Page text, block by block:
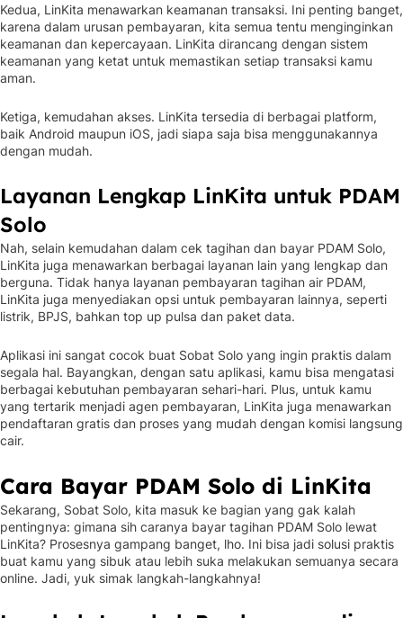
Kedua, LinKita menawarkan keamanan transaksi. Ini penting banget,
karena dalam urusan pembayaran, kita semua tentu menginginkan
keamanan dan kepercayaan. LinKita dirancang dengan sistem
keamanan yang ketat untuk memastikan setiap transaksi kamu
aman.
Ketiga, kemudahan akses. LinKita tersedia di berbagai platform,
baik Android maupun iOS, jadi siapa saja bisa menggunakannya
dengan mudah.
Layanan Lengkap LinKita untuk PDAM
Solo
Nah, selain kemudahan dalam cek tagihan dan bayar PDAM Solo,
LinKita juga menawarkan berbagai layanan lain yang lengkap dan
berguna. Tidak hanya layanan pembayaran tagihan air PDAM,
LinKita juga menyediakan opsi untuk pembayaran lainnya, seperti
listrik, BPJS, bahkan top up pulsa dan paket data.
Aplikasi ini sangat cocok buat Sobat Solo yang ingin praktis dalam
segala hal. Bayangkan, dengan satu aplikasi, kamu bisa mengatasi
berbagai kebutuhan pembayaran sehari-hari. Plus, untuk kamu
yang tertarik menjadi agen pembayaran, LinKita juga menawarkan
pendaftaran gratis dan proses yang mudah dengan komisi langsung
cair.
Cara Bayar PDAM Solo di LinKita
Sekarang, Sobat Solo, kita masuk ke bagian yang gak kalah
pentingnya: gimana sih caranya bayar tagihan PDAM Solo lewat
LinKita? Prosesnya gampang banget, lho. Ini bisa jadi solusi praktis
buat kamu yang sibuk atau lebih suka melakukan semuanya secara
online. Jadi, yuk simak langkah-langkahnya!